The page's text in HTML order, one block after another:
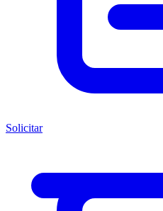
Solicitar